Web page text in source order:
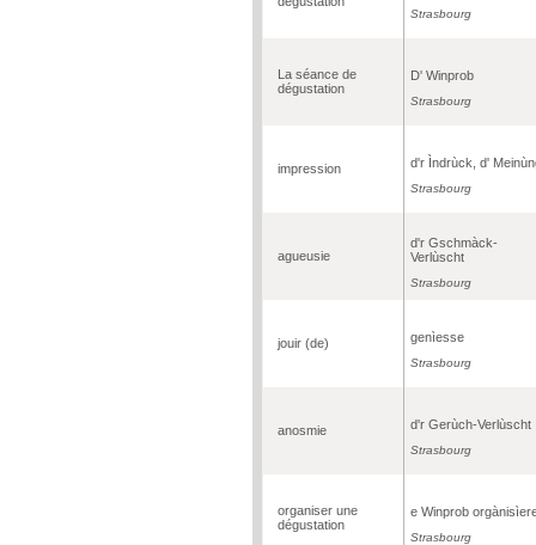
Strasbourg
La séance de
dégustation
D' Winprob
Strasbourg
impression d'r Ìndrùck, d'
Strasbourg
agueusie
d'r Gschmàck-
Verlùscht
Strasbourg
jouir (de) genìesse
Strasbourg
anosmie d'r Gerùch-Verlùscht
Strasbourg
organiser une
dégustation
e Winprob
Strasbourg